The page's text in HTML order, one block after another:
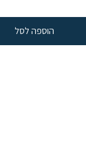
הוספה לסל